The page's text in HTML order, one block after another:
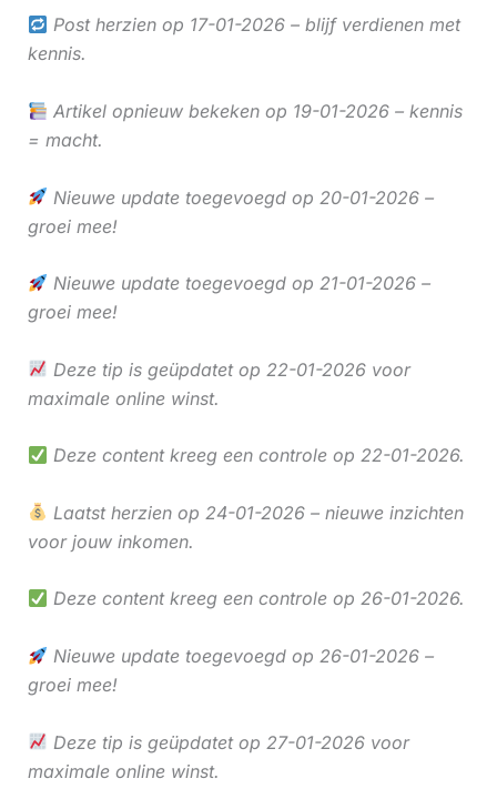
Post herzien op 17-01-2026 – blijf verdienen met
kennis.
Artikel opnieuw bekeken op 19-01-2026 – kennis
= macht.
Nieuwe update toegevoegd op 20-01-2026 –
groei mee!
Nieuwe update toegevoegd op 21-01-2026 –
groei mee!
Deze tip is geüpdatet op 22-01-2026 voor
maximale online winst.
Deze content kreeg een controle op 22-01-2026.
Laatst herzien op 24-01-2026 – nieuwe inzichten
voor jouw inkomen.
Deze content kreeg een controle op 26-01-2026.
Nieuwe update toegevoegd op 26-01-2026 –
groei mee!
Deze tip is geüpdatet op 27-01-2026 voor
maximale online winst.